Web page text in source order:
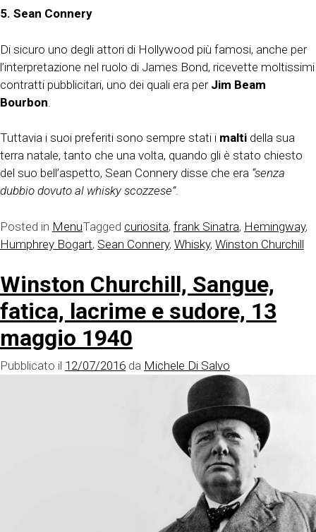
5. Sean Connery
Di sicuro uno degli attori di Hollywood più famosi, anche per
l’interpretazione nel ruolo di James Bond, ricevette moltissimi
contratti pubblicitari, uno dei quali era per Jim Beam
Bourbon
Tuttavia i suoi preferiti sono sempre stati i malti della sua
terra natale, tanto che una volta, quando gli è stato chiesto
del suo bell’aspetto, Sean Connery disse che era “senza
dubbio dovuto al whisky scozzese”.
Posted in MenuTagged curiosita, frank Sinatra, Hemingway,
Humphrey Bogart, Sean Connery, Whisky, Winston Churchill
Winston Churchill, Sangue,
fatica, lacrime e sudore, 13
maggio 1940
Pubblicato il 12/07/2016 da Michele Di Salvo